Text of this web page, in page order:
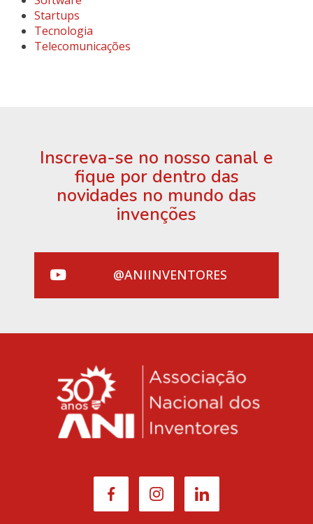
Startups
Tecnologia
Telecomunicações
Inscreva-se no nosso canal e
fique por dentro das
novidades no mundo das
invenções
@ANIINVENTORES